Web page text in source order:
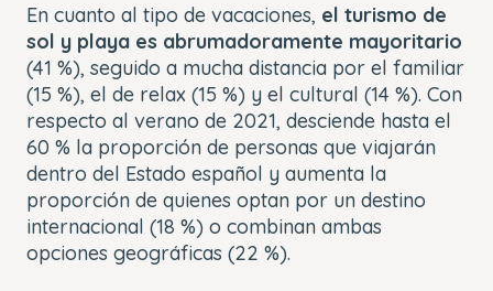
En cuanto al tipo de vacaciones, el turismo de
sol y playa es abrumadoramente mayoritario
(41 %), seguido a mucha distancia por el familiar
(15 %), el de relax (15 %) y el cultural (14 %). Con
respecto al verano de 2021, desciende hasta el
60 % la proporción de personas que viajarán
dentro del Estado español y aumenta la
proporción de quienes optan por un destino
internacional (18 %) o combinan ambas
opciones geográficas (22 %).